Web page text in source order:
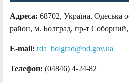
Адреса: 68702, Україна, Одеська
район, м. Болград, пр-т
E-mail: rda_bolgrad@od.gov.ua
Телефон: (04846) 4-24-82